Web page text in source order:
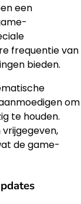
een
frequentie van
bieden.
om
te houden.
de game-